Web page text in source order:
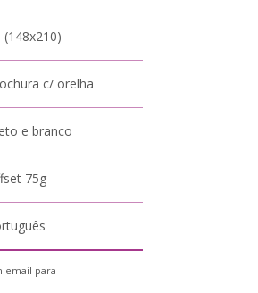
(148x210)
c/ orelha
e branco
75g
email para